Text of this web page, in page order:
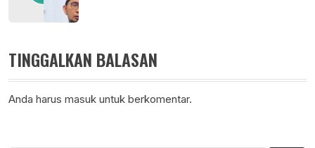
TINGGALKAN BALASAN
Anda harus masuk untuk berkomentar.